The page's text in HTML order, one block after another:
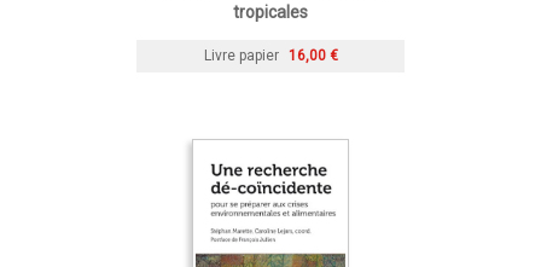
tropicales
Livre papier 16,00 €